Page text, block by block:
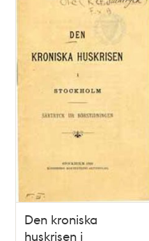
Den kroniska
huskrisen i